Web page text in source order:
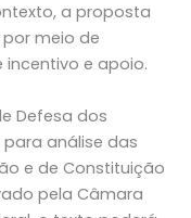
a proposta
meio de
e apoio.
Defesa dos
para análise das
e de Constituição
pela Câmara